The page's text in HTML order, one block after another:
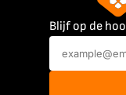
Blijf op de